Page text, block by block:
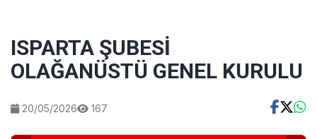
ISPARTA ŞUBESİ
OLAĞANÜSTÜ GENEL KURULU
20/05/2026 167